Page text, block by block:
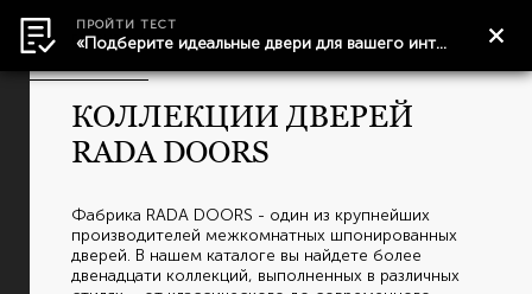
главная коллекции
КОЛЛЕКЦИИ ДВЕРЕЙ
RADA DOORS
Фабрика RADA DOORS - один из крупнейших
производителей межкомнатных шпонированных
дверей. В нашем каталоге вы найдете более
двенадцати коллекций, выполненных в различных
ПРОЙТИ ТЕСТ
«Подберите идеальные двери для вашего интерьера.»